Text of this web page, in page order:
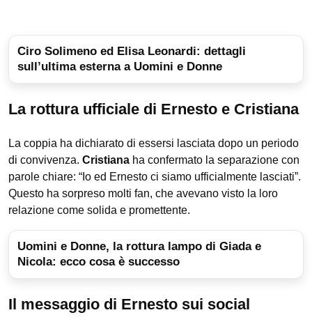
Ciro Solimeno ed Elisa Leonardi: dettagli
sull’ultima esterna a Uomini e Donne
La rottura ufficiale di Ernesto e Cristiana
La coppia ha dichiarato di essersi lasciata dopo un periodo
di convivenza. Cristiana ha confermato la separazione con
parole chiare: “Io ed Ernesto ci siamo ufficialmente lasciati”.
Questo ha sorpreso molti fan, che avevano visto la loro
relazione come solida e promettente.
Uomini e Donne, la rottura lampo di Giada e
Nicola: ecco cosa è successo
Il messaggio di Ernesto sui social